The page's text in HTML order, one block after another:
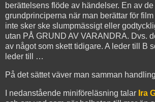
berättelsens flöde av händelser. En av
grundprinciperna när man berättar för
inte sker ske slumpmässigt eller
utan PÅ GRUND AV VARANDRA. Dvs.
av något som skett tidigare. A leder till B
leder till …
På det sättet väver man samman
I nedanstående miniföreläsning talar Ira